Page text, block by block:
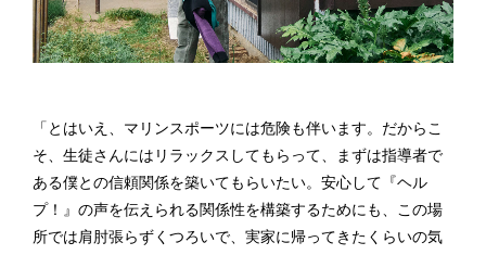
「とはいえ、マリンスポーツには危険も伴います。だからこ
そ、生徒さんにはリラックスしてもらって、まずは指導者で
ある僕との信頼関係を築いてもらいたい。安心して『ヘル
プ！』の声を伝えられる関係性を構築するためにも、この場
所では肩肘張らずくつろいで、実家に帰ってきたくらいの気